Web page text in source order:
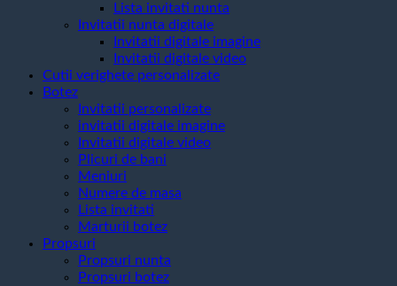
Lista invitati nunta
Invitatii nunta digitale
Invitatii digitale imagine
Invitatii digitale video
Cutii verighete personalizate
Botez
Invitatii personalizate
invitatii digitale imagine
Invitatii digitale video
Plicuri de bani
Meniuri
Numere de masa
Lista invitati
Marturii botez
Propsuri
Propsuri nunta
Propsuri botez